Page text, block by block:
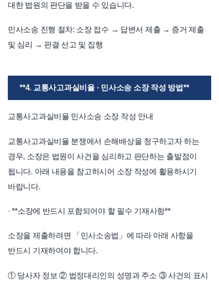
대한 법원의 판단을 받을 수 있습니다.
민사소송 진행 절차: 소장 접수 → 답변서 제출 → 증거 제출
및 심리 → 판결 선고 및 집행
**4. 교통사고과실비율 · 민사소송 소장 작성 방법**
교통사고과실비율 민사소송 소장 작성 안내
교통사고과실비율 분쟁에서 손해배상을 청구하고자 하는
경우, 소장은 법원이 사건을 심리하고 판단하는 출발점이
됩니다. 아래 내용을 참고하시어 소장 작성에 활용하시기
바랍니다.
· **소장에 반드시 포함되어야 할 필수 기재사항**
소장을 제출하려면 「민사소송법」에 따라 아래 사항을
반드시 기재하여야 합니다.
① 당사자 정보 ② 법정대리인의 성명과 주소 ③ 사건의 표시